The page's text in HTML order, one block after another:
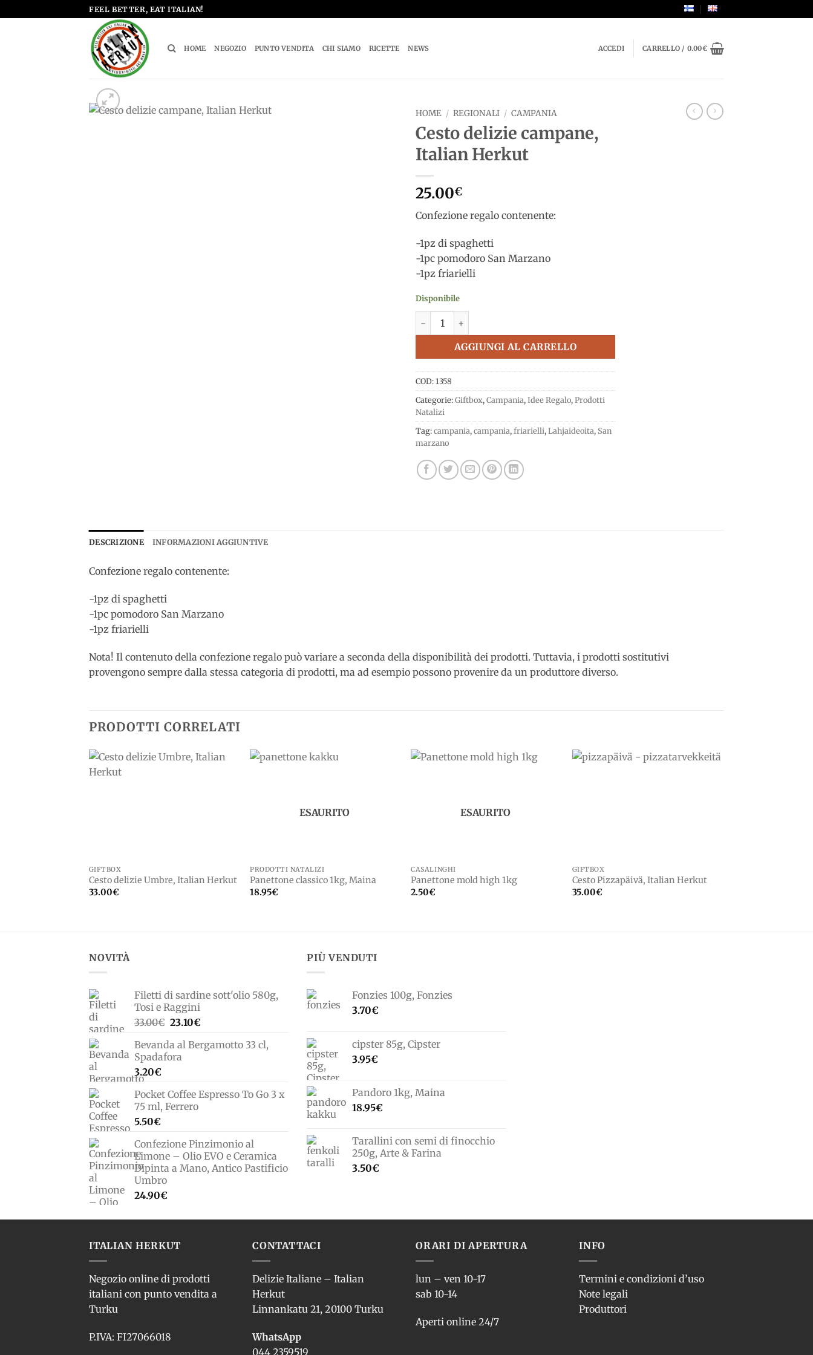
ai
FEEL BETTER, EAT ITALIAN!
HOME NEGOZIO PUNTO VENDITA CHI SIAMO RICETTE NEWS ACCEDI CARRELLO / 0.00€
HOME / REGIONALI / CAMPANIA
Cesto delizie campane,
Italian Herkut
25.00€
Confezione regalo contenente:
-1pz di spaghetti
-1pc pomodoro San Marzano
-1pz friarielli
Disponibile
Cesto delizie campane, Italian Herkut quantità
AGGIUNGI AL CARRELLO
COD:1358
Categorie:Giftbox,Campania,Idee Regalo,Prodotti
Natalizi
Tag:campania,campania,friarielli,Lahjaideoita, San
marzano
DESCRIZIONE INFORMAZIONI AGGIUNTIVE
Confezione regalo contenente:
-1pz di spaghetti
-1pc pomodoro San Marzano
-1pz friarielli
Nota! Il contenuto della confezione regalo può variare a seconda della disponibilità dei prodotti. Tuttavia, i prodotti sostitutivi
provengono sempre dalla stessa categoria di prodotti, ma ad esempio possono provenire da un produttore diverso.
PRODOTTI CORRELATI
GIFTBOX
Cesto delizie Umbre, Italian Herkut
33.00€
ESAURITO
PRODOTTI NATALIZI
Panettone classico 1kg, Maina
18.95€
ESAURITO
CASALINGHI
Panettone mold high 1kg
2.50€
GIFTBOX
Cesto Pizzapäivä, Italian Herkut
35.00€
NOVITÀ
Filetti di sardine sott'olio 580g,
Tosi e Raggini
33.00€ Il
originale
era:
23.10€Il
attuale
Bevanda al Bergamotto 33 cl,
Spadafora
3.20€
Pocket Coffee Espresso To Go 3 x
75 ml, Ferrero
5.50€
Confezione Pinzimonio al
Limone – Olio EVO e Ceramica
Dipinta a Mano, Antico Pastificio
Umbro
24.90€
PIÙ VENDUTI
Fonzies 100g, Fonzies
3.70€
cipster 85g, Cipster
3.95€
Pandoro 1kg, Maina
18.95€
Tarallini con semi di finocchio
250g, Arte & Farina
3.50€
ITALIAN HERKUT
Negozio online di prodotti
italiani con punto vendita a
Turku
P.IVA: FI27066018
CONTATTACI
Delizie Italiane – Italian
Herkut
Linnankatu 21, 20100 Turku
WhatsApp
044 2359519
ORARI DI APERTURA
lun – ven 10-17
sab 10-14
Aperti online 24/7
INFO
Termini e condizioni d’uso
Note legali
Produttori